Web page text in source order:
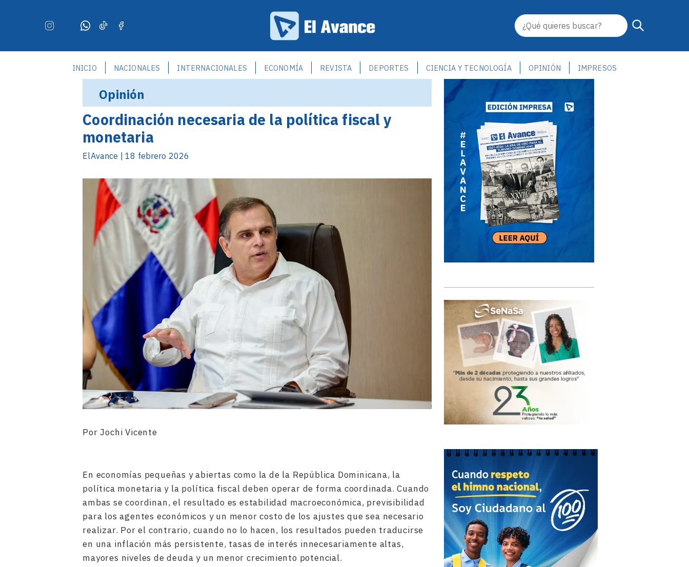
INICIO NACIONALES INTERNACIONALES ECONOMÍA REVISTA DEPORTES CIENCIA Y TECNOLOGÍA OPINIÓN IMPRESOS
Opinión
Coordinación necesaria de la política fiscal y
monetaria
ElAvance | 18 febrero 2026
Por Jochi Vicente
En economías pequeñas y abiertas como la de la República Dominicana, la
política monetaria y la política fiscal deben operar de forma coordinada. Cuando
ambas se coordinan, el resultado es estabilidad macroeconómica, previsibilidad
para los agentes económicos y un menor costo de los ajustes que sea necesario
realizar. Por el contrario, cuando no lo hacen, los resultados pueden traducirse
en una inflación más persistente, tasas de interés innecesariamente altas,
mayores niveles de deuda y un menor crecimiento potencial.